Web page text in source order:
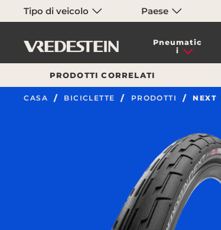
Tipo di veicolo Paese
Pneumatic
i
PRODOTTI CORRELATI
CASA BICICLETTE PRODOTTI NEXT